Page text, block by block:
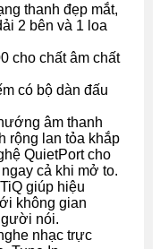
thanh đẹp mắt,
2 bên và 1 loa
cho chất âm chất
có bộ dàn đấu
âm thanh
rộng lan tỏa khắp
QuietPort cho
cả khi mở to.
giúp hiệu
không gian
nói.
nhạc trực